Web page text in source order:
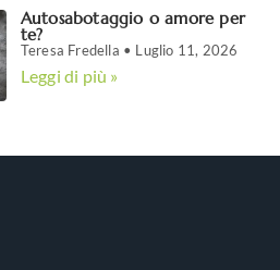
Autosabotaggio o amore per
te?
Teresa Fredella Luglio 11, 2026
Leggi di più »